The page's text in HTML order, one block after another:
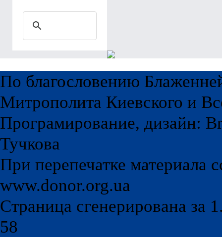
По благословению
Митрополита Киевского и
Програмирование, дизайн:
Тучкова
При перепечатке материала
www.donor.org.ua
Страница сгенерирована за
58